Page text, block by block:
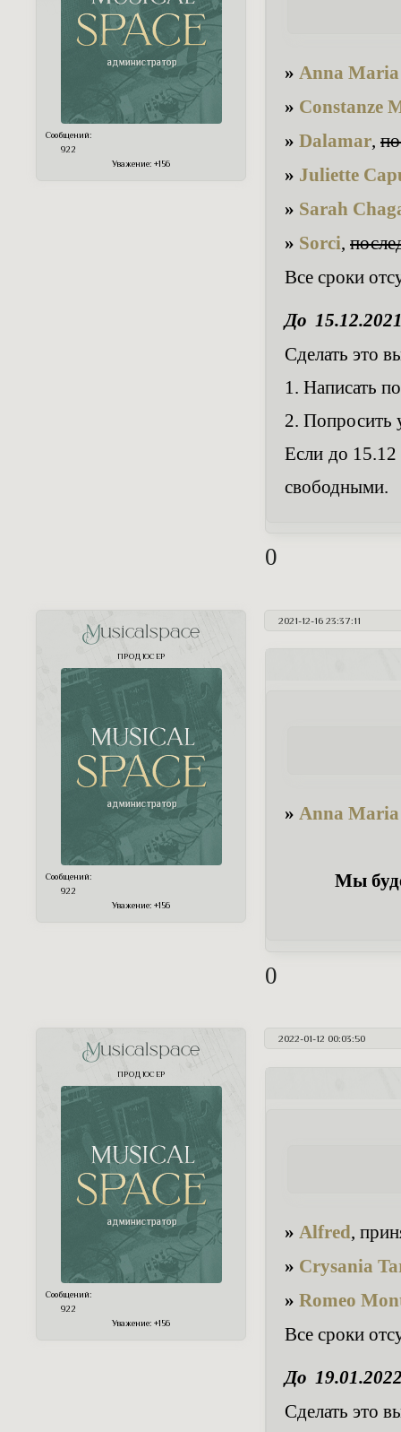
Сообщений:
922
Уважение: +156
» Anna
» Constanze
» Dalamar
» Juliette
» Sarah
» Sorci
Все сроки
До
Сделать это
1. Написать
2. Попросить
Если до 15.12
свободными.
0
2021-12-16 23:37:11
Musicalspace
ПРОДЮСЕР
Сообщений:
922
Уважение: +156
» Anna
Мы
0
2022-01-12 00:03:50
Musicalspace
ПРОДЮСЕР
Сообщений:
922
Уважение: +156
» Alfred,
» Crysania
» Romeo
Все сроки
До
Сделать это